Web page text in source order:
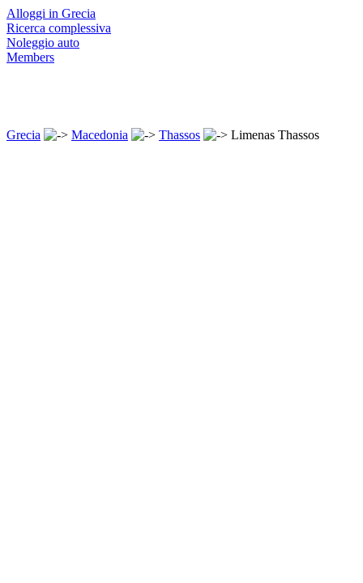
Alloggi in Grecia
Ricerca complessiva
Noleggio auto
Members
Grecia Macedonia Thassos Limenas Thassos